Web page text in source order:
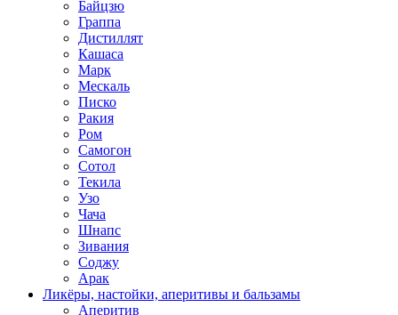
Байцзю
Граппа
Дистиллят
Кашаса
Марк
Мескаль
Писко
Ракия
Ром
Самогон
Сотол
Текила
Узо
Чача
Шнапс
Зивания
Соджу
Арак
Ликёры, настойки, аперитивы и бальзамы
Аперитив